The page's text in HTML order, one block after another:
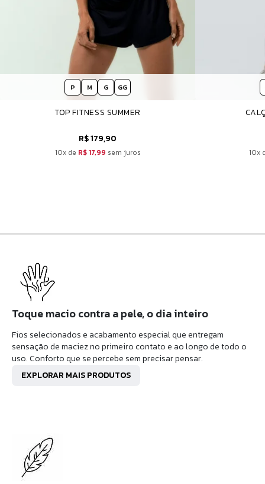
P M G GG
TOP FITNESS SUMMER
R$ 179,90
10x de R$ 17,99 sem juros 10x
Toque macio contra a pele, o dia inteiro
Fios selecionados e acabamento especial que entregam
sensação de maciez no primeiro contato e ao longo de todo o
uso. Conforto que se percebe sem precisar pensar.
EXPLORAR MAIS PRODUTOS